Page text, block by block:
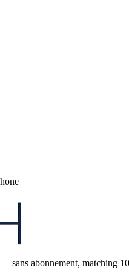
sans abonnement, matching